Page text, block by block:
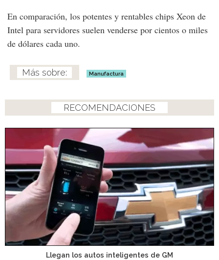
En comparación, los potentes y rentables chips Xeon de
Intel para servidores suelen venderse por cientos o miles
de dólares cada uno.
Manufactura
RECOMENDACIONES
Llegan los autos inteligentes de GM